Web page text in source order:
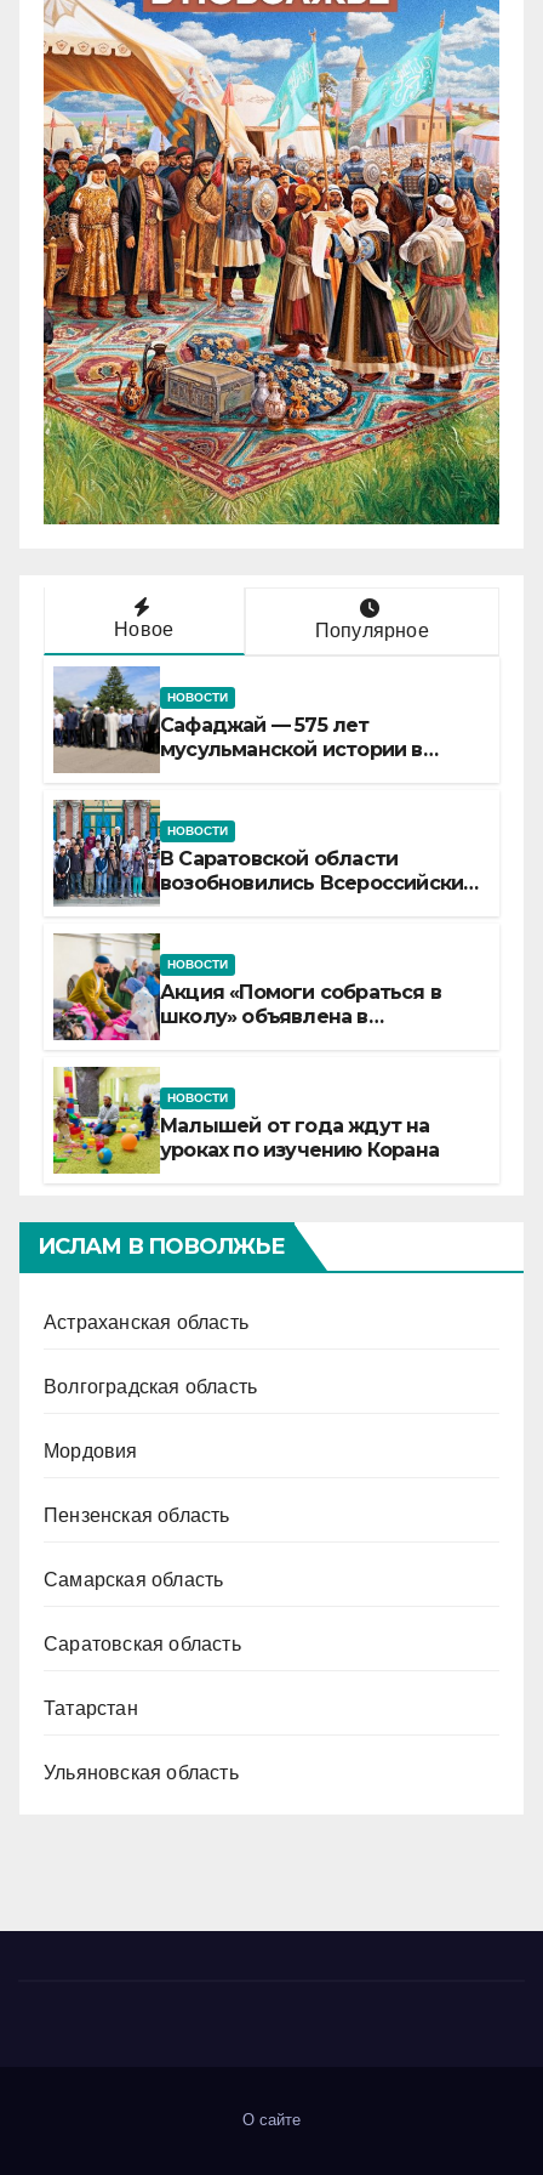
Новое Популярное
НОВОСТИ
Сафаджай — 575 лет
мусульманской истории в
НОВОСТИ
В Саратовской области
возобновились Всероссийские
НОВОСТИ
Акция «Помоги собраться в
школу» объявлена в
НОВОСТИ
Малышей от года ждут на
уроках по изучению Корана
ИСЛАМ В ПОВОЛЖЬЕ
Астраханская область
Волгоградская область
Мордовия
Пензенская область
Самарская область
Саратовская область
Татарстан
Ульяновская область
О сайте